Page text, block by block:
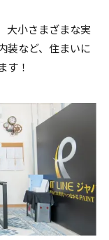
大小さまざまな実
装など、住まいに
す！